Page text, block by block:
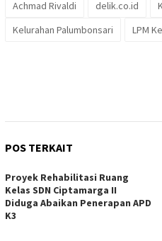
Achmad Rivaldi delik.co.id
Kelurahan Palumbonsari
LPM
POS TERKAIT
Proyek Rehabilitasi Ruang
Kelas SDN Ciptamarga II
Diduga Abaikan Penerapan APD
K3